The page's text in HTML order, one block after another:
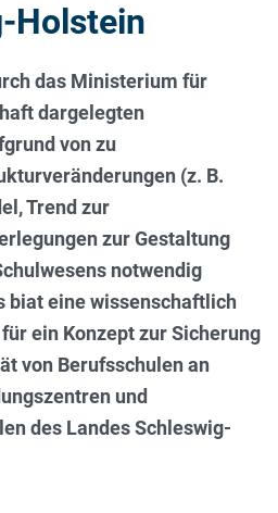
Holstein
das Ministerium für
dargelegten
von zu
(z. B.
Trend zur
zur Gestaltung
notwendig
biat eine wissenschaftlich
ein Konzept zur Sicherung
von Berufsschulen an
und
des Landes Schleswig-